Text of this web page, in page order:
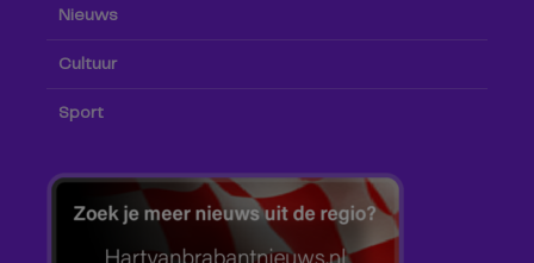
Nieuws
Cultuur
Sport